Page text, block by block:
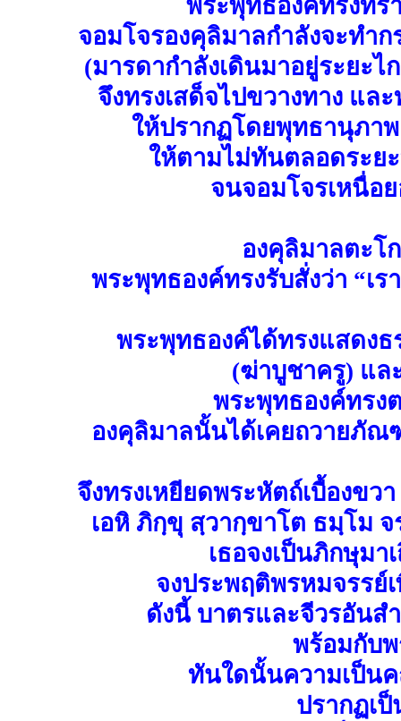
พระพุทธองค์ทรงท
จอมโจรองคุลิมาลกำลังจะทำ
(มารดากำลังเดินมาอยู่ระยะ
จึงทรงเสด็จไปขวางทาง แล
ให้ปรากฏโดยพุทธานุภา
ให้ตามไม่ทันตลอดระย
จนจอมโจรเหนื่อ
องคุลิมาลตะโ
พระพุทธองค์ทรงรับสั่งว่า “เ
พระพุทธองค์ได้ทรงแสดง
(ฆ่าบูชาครู) แล
พระพุทธองค์ทรง
องคุลิมาลนั้นได้เคยถวายภั
จึงทรงเหยียดพระหัตถ์เบื้องข
เอหิ ภิกฺขุ สฺวากฺขาโต ธมฺโม
เธอจงเป็นภิกษุมา
จงประพฤติพรหมจรรย์
ดังนี้ บาตรและจีวรอันส
พร้อมกับ
ทันใดนั้นความเป็น
ปรากฏเ